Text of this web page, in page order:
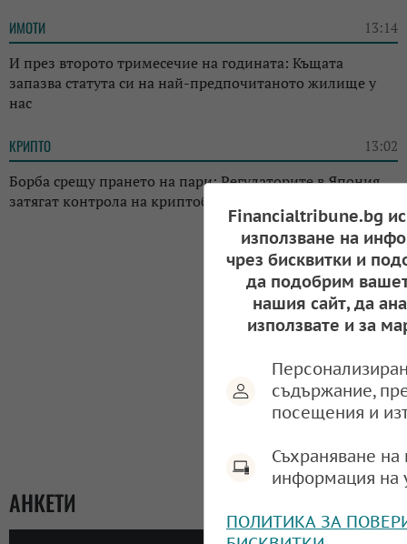
ИМОТИ 13:14
И през второто тримесечие на годината: Къщата
запазва статута си на най-предпочитаното жилище у
нас
КРИПТО 13:02
Борба срещу прането на пари: Регулаторите в Япония
затягат контрола на криптоборсите в страната
АНКЕТИ
Financialtribune.bg
използване на
чрез бисквитки и
да подобрим
нашия сайт, да
използвате и за
съдържание,
посещения и
Съхраняване
информация на
ПОЛИТИКА ЗА